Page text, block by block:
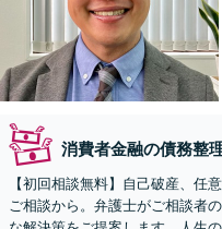
消費者金融の債務整
【初回相談無料】自己破産、任
ご相談から。弁護士がご相談者